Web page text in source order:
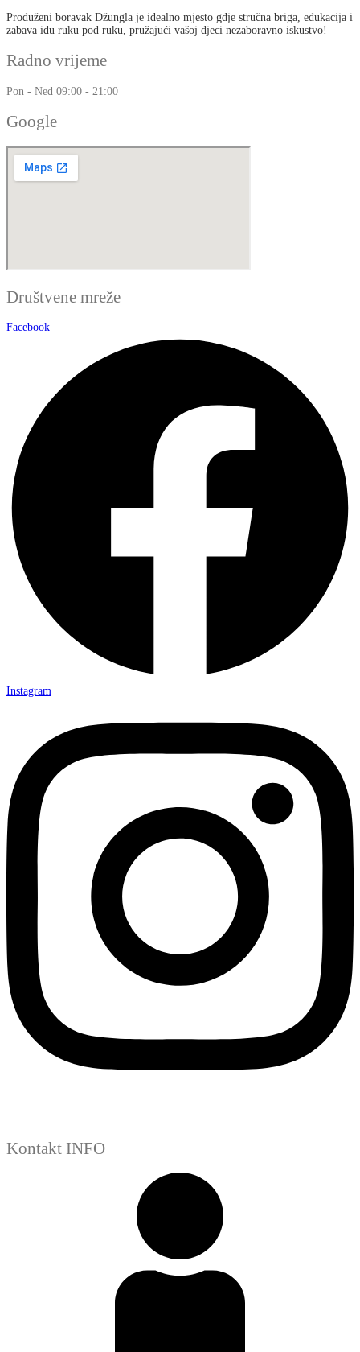
Produženi boravak Džungla je idealno mjesto gdje stručna briga, edukacija i
zabava idu ruku pod ruku, pružajući vašoj djeci nezaboravno iskustvo!
Radno vrijeme
Pon - Ned 09:00 - 21:00
Google
Društvene mreže
Facebook
Instagram
Kontakt INFO